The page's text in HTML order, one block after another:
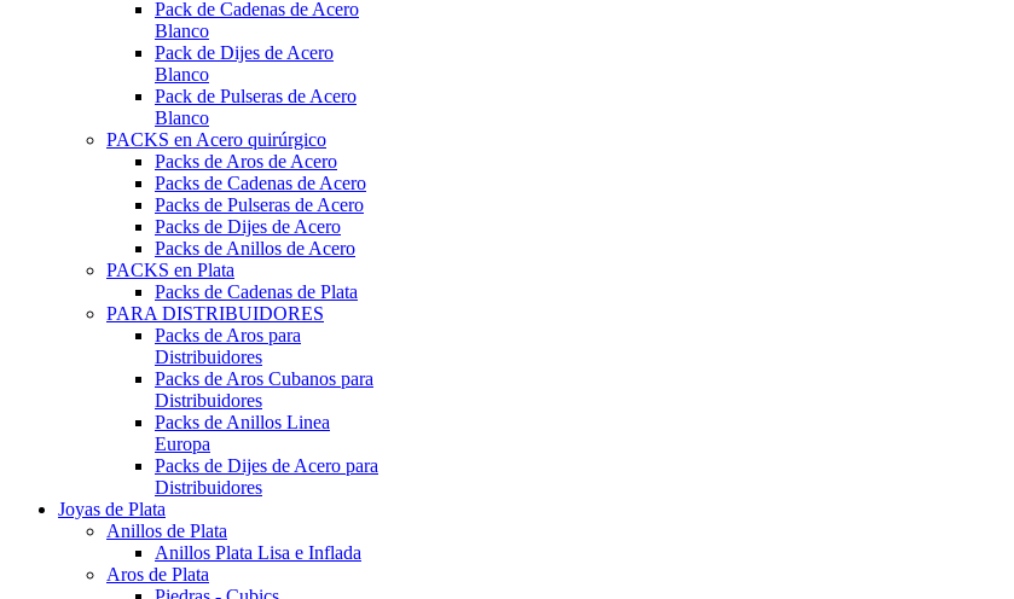
Pack de Cadenas de Acero
Blanco
Pack de Dijes de Acero
Blanco
Pack de Pulseras de Acero
Blanco
PACKS en Acero quirúrgico
Packs de Aros de Acero
Packs de Cadenas de Acero
Packs de Pulseras de Acero
Packs de Dijes de Acero
Packs de Anillos de Acero
PACKS en Plata
Packs de Cadenas de Plata
PARA DISTRIBUIDORES
Packs de Aros para
Distribuidores
Packs de Aros Cubanos para
Distribuidores
Packs de Anillos Linea
Europa
Packs de Dijes de Acero para
Distribuidores
Joyas de Plata
Anillos de Plata
Anillos Plata Lisa e Inflada
Aros de Plata